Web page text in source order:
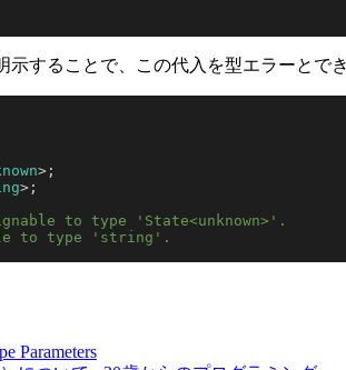
することで、この代入を型エラーとでき
>;
>;
to type 'State<unknown>'.
to type 'string'.
Parameters